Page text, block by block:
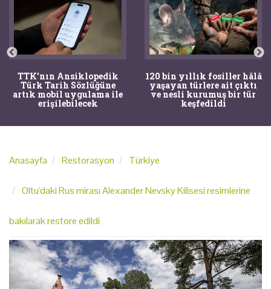
TTK'nın Ansiklopedik
Türk Tarih Sözlüğüne
artık mobil uygulama ile
erişilebilecek
120 bin yıllık fosiller hâlâ
yaşayan türlere ait çıktı
ve nesli kurumuş bir tür
keşfedildi
Anasayfa Restorasyon Türkiye
Oltu'daki Rus mirası Alexander Nevsky Kilisesi resimlerine
bakılarak restore edildi